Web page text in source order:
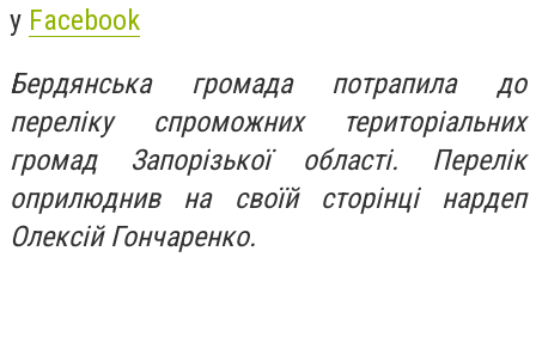
у Facebook
Бердянська громада потрапила до
переліку спроможних територіальних
громад Запорізької області. Перелік
оприлюднив на своїй сторінці нардеп
Олексій Гончаренко.